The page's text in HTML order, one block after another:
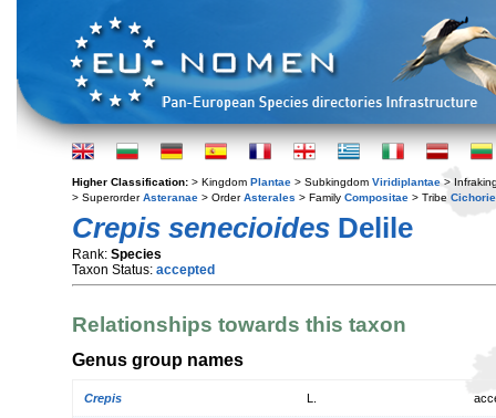
Higher Classification: > Kingdom Plantae > Subkingdom Viridiplantae >
> SuperorderAsteranae > OrderAsterales > Family Compositae > Tribe
Crepis senecioides Delile
Rank: Species
Taxon Status: accepted
Relationships towards this taxon
Genus group names
Crepis